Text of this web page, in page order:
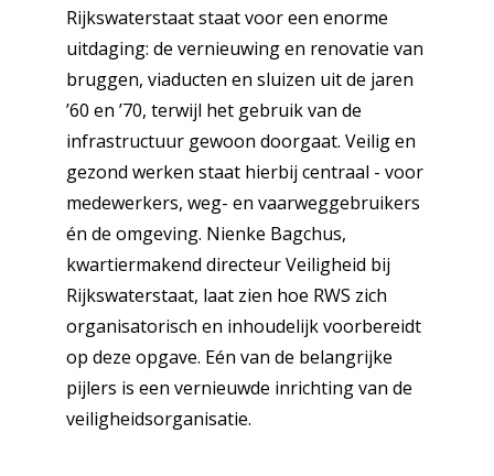
Rijkswaterstaat staat voor een enorme
uitdaging: de vernieuwing en renovatie van
bruggen, viaducten en sluizen uit de jaren
’60 en ’70, terwijl het gebruik van de
infrastructuur gewoon doorgaat. Veilig en
gezond werken staat hierbij centraal - voor
medewerkers, weg- en vaarweggebruikers
én de omgeving. Nienke Bagchus,
kwartiermakend directeur Veiligheid bij
Rijkswaterstaat, laat zien hoe RWS zich
organisatorisch en inhoudelijk voorbereidt
op deze opgave. Eén van de belangrijke
pijlers is een vernieuwde inrichting van de
veiligheidsorganisatie.